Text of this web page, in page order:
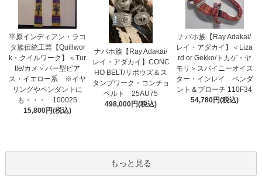
平原インディアン・ラコ
タ族伝統工芸【Quillwor
k・クイルワーク】＜Tur
tle/カメ＞バー型ピア
ス・イエロー系 ※イヤ
リングやペンダントに
も・・・ 100025
15,800円(税込)
ナバホ族【Ray Adakai/
レイ・アダカイ】CONC
HO BELT/リポウズ＆ス
タンプワーク・コンチョ
ベルト 25AU75
498,000円(税込)
ナバホ族【Ray Adakai/
レイ・アダカイ】＜Liza
rd or Gekko/トカゲ・ヤ
モリ＞スパイニーオイス
ター・インレイ ペンダ
ント＆ブローチ 110F34
54,780円(税込)
もっと見る